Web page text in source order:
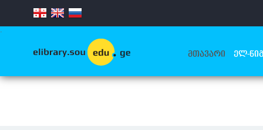
.
ᲛᲗᲐᲕᲐᲠᲘ ᲔᲚ-